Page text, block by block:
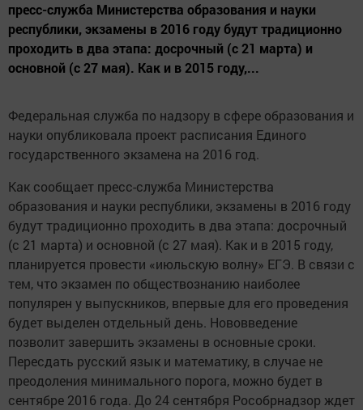
пресс-служба Министерства образования и науки
республики, экзамены в 2016 году будут традиционно
проходить в два этапа: досрочный (с 21 марта) и
основной (с 27 мая). Как и в 2015 году,...
Федеральная служба по надзору в сфере образования и
науки опубликовала проект расписания Единого
государственного экзамена на 2016 год.
Как сообщает пресс-служба Министерства
образования и науки республики, экзамены в 2016 году
будут традиционно проходить в два этапа: досрочный
(с 21 марта) и основной (с 27 мая). Как и в 2015 году,
планируется провести «июльскую волну» ЕГЭ. В связи с
тем, что экзамен по обществознанию наиболее
популярен у выпускников, впервые для его проведения
будет выделен отдельный день. Нововведение
позволит завершить экзамены в основные сроки.
Пересдать русский язык и математику, в случае не
преодоления минимального порога, можно будет в
сентябре 2016 года. До 24 сентября Рособрнадзор ждет